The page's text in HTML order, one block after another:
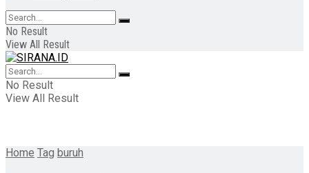
No Result
View All Result
No Result
View All Result
Home Tag buruh